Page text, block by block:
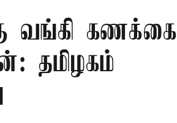
வங்கி கணக்கை
தமிழகம்